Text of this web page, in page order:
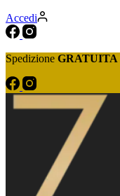
Accedi
Spedizione GRATUITA